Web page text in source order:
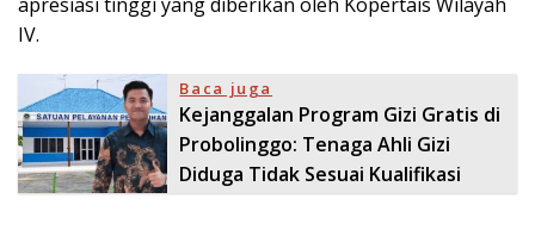
IV.
Baca juga
Kejanggalan Program Gizi Gratis di
Probolinggo: Tenaga Ahli Gizi
Diduga Tidak Sesuai Kualifikasi